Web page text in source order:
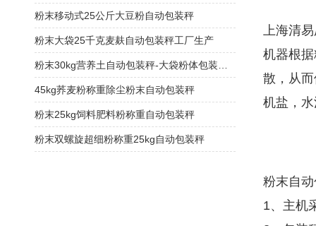
上海清
机器根
散，从
机盐，
粉末自
1、主机
粉末移动式25公斤大豆粉自动包装秤
粉末大袋25千克麦麸自动包装秤工厂生产
45kg荞麦粉称重除尘粉末自动包装秤
粉末25kg饲料肥料粉称重自动包装秤
粉末双螺旋超细粉称重25kg自动包装秤